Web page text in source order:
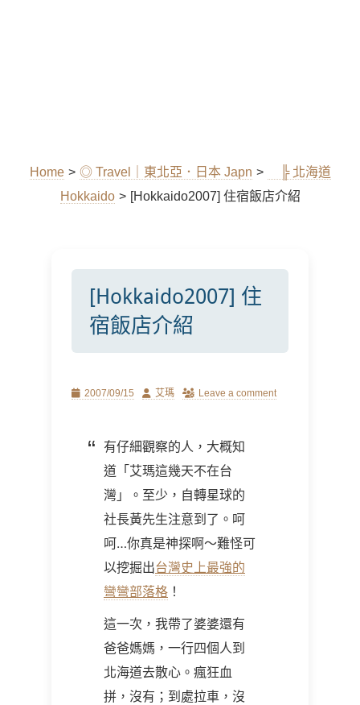
Home > ◎ Travel｜東北亞．日本 Japn >
╠ 北海道
Hokkaido > [Hokkaido2007] 住宿飯店介紹
[Hokkaido2007] 住
宿飯店介紹
Posted
2007/09/15 Author
艾瑪 Leave a comment
有仔細觀察的人，大概知
道「艾瑪這幾天不在台
灣」。至少，自轉星球的
社長黃先生注意到了。呵
呵…你真是神探啊～難怪可
以挖掘出台灣史上最強的
彎彎部落格 ！
這一次，我帶了婆婆還有
爸爸媽媽，一行四個人到
北海道去散心。瘋狂血
拼，沒有；到處拉車，沒